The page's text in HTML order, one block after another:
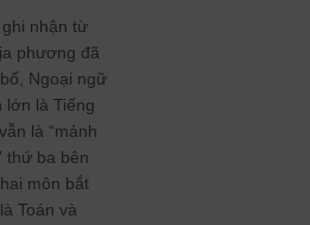
nhận từ
phương đã
Ngoại ngữ
lớn là Tiếng
là “mảnh
thứ ba bên
môn bắt
Toán và